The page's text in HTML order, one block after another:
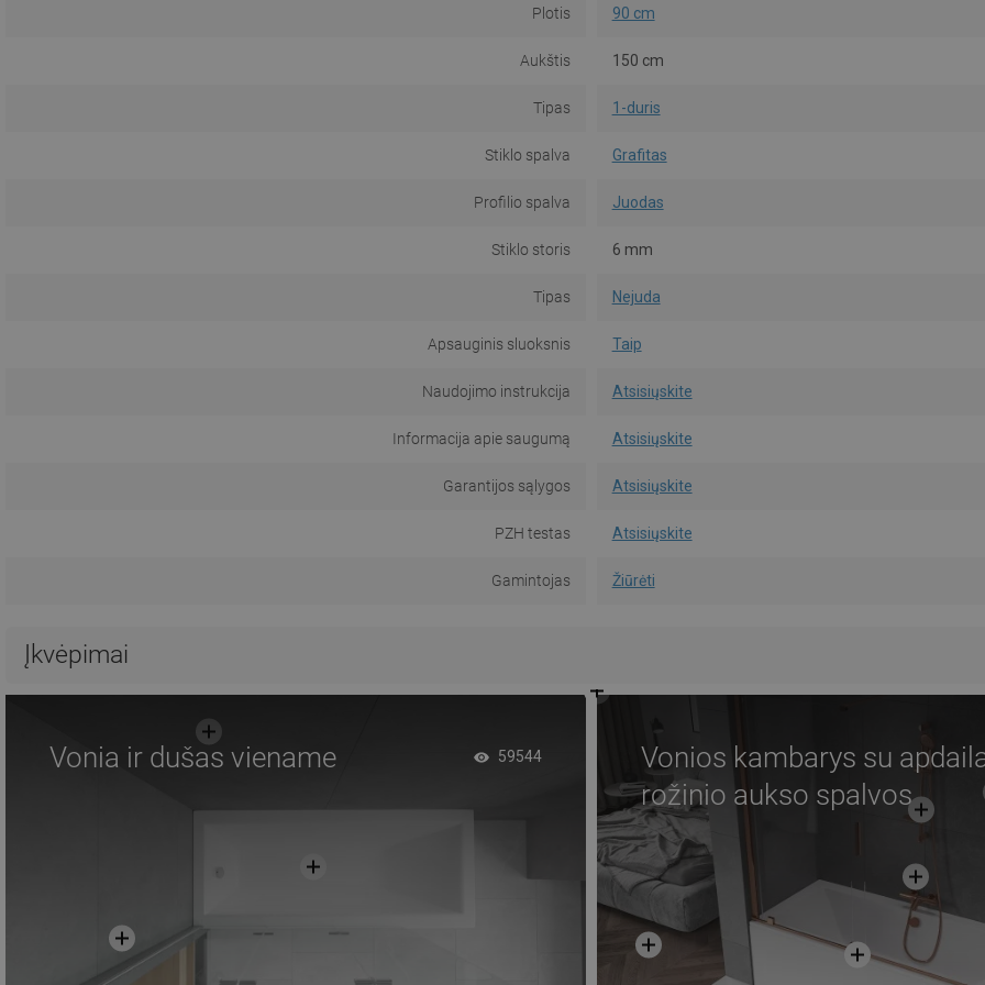
Plotis 90 cm
Aukštis 150 cm
Tipas 1-duris
Stiklo spalva Grafitas
Profilio spalva Juodas
Stiklo storis 6 mm
Tipas Nejuda
Apsauginis sluoksnis Taip
Naudojimo instrukcija Atsisiųskite
Informacija apie saugumą Atsisiųskite
Garantijos sąlygos Atsisiųskite
PZH testas Atsisiųskite
Gamintojas Žiūrėti
Įkvėpimai
Vonia ir dušas viename 59544
Vonios kambarys su
rožinio aukso spalvos